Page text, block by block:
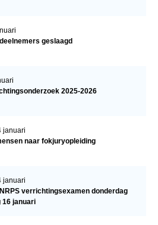
geslaagd
2025-2026
januari
naar fokjuryopleiding
januari
verrichtingsexamen donderdag
16 januari